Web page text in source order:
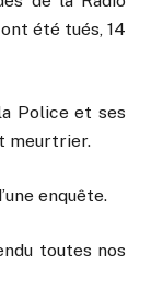
été tués, 14
Police et ses
meurtrier.
enquête.
toutes nos